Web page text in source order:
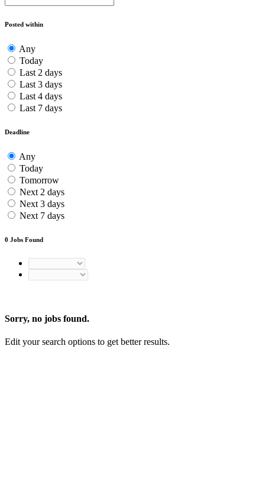
Posted within
Any
Today
Last 2 days
Last 3 days
Last 4 days
Last 7 days
Deadline
Any
Today
Tomorrow
Next 2 days
Next 3 days
Next 7 days
0 Jobs Found
Sorry, no jobs found.
Edit your search options to get better results.